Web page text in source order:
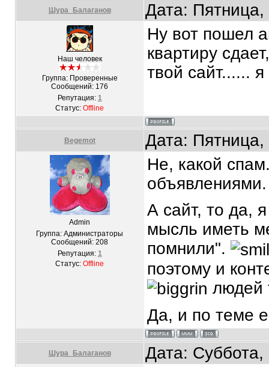
Шура_Балаганов Дата:
Наш человек
Группа: Проверенные
Сообщений: 176
Репутация: 1
Статус: Offline
Ну вот пошел
квартиру
твой сайт......
Begemot Дата:
Admin
Группа: Администраторы
Сообщений: 208
Репутация: 1
Статус: Offline
Не, какой
А сайт, то да,
мысль иметь
помнили".
поэтому и
людей
Да, и по теме
Шура_Балаганов Дата: